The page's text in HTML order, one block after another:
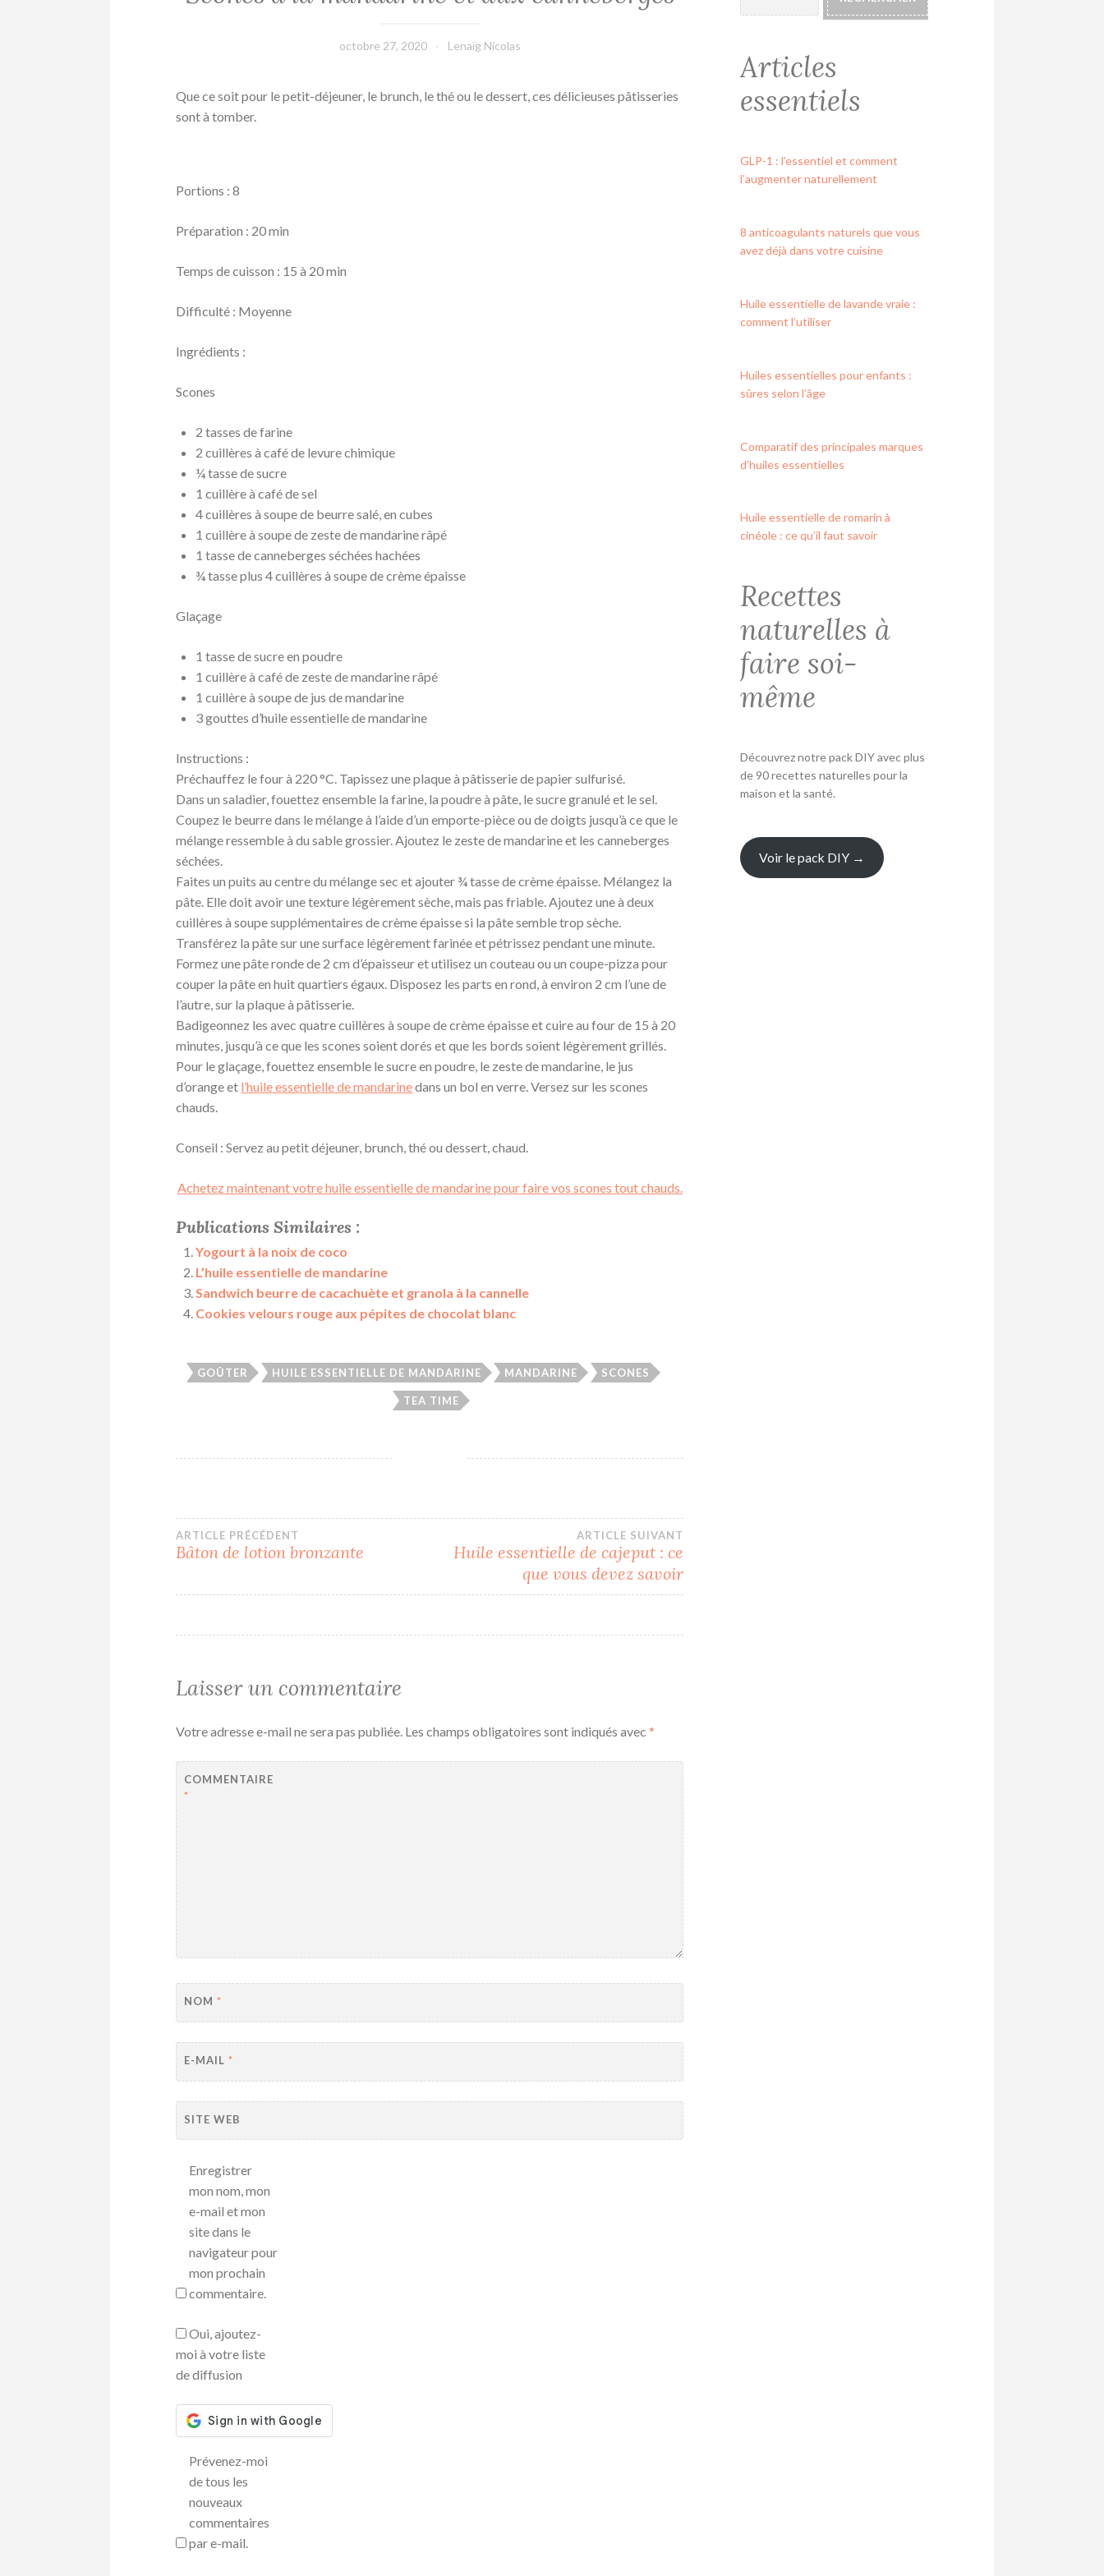
octobre 27, 2020 Lenaïg Nicolas
Que ce soit pour le petit-déjeuner, le brunch, le thé ou le dessert, ces délicieuses pâtisseries
sont à tomber.
Portions : 8
Préparation : 20 min
Temps de cuisson : 15 à 20 min
Difficulté : Moyenne
Ingrédients :
Scones
2 tasses de farine
2 cuillères à café de levure chimique
¼ tasse de sucre
1 cuillère à café de sel
4 cuillères à soupe de beurre salé, en cubes
1 cuillère à soupe de zeste de mandarine râpé
1 tasse de canneberges séchées hachées
¾ tasse plus 4 cuillères à soupe de crème épaisse
Glaçage
1 tasse de sucre en poudre
1 cuillère à café de zeste de mandarine râpé
1 cuillère à soupe de jus de mandarine
3 gouttes d’huile essentielle de mandarine
Instructions :
Préchauffez le four à 220 °C. Tapissez une plaque à pâtisserie de papier sulfurisé.
Dans un saladier, fouettez ensemble la farine, la poudre à pâte, le sucre granulé et le sel.
Coupez le beurre dans le mélange à l’aide d’un emporte-pièce ou de doigts jusqu’à ce que le
mélange ressemble à du sable grossier. Ajoutez le zeste de mandarine et les canneberges
séchées.
Faites un puits au centre du mélange sec et ajouter ¾ tasse de crème épaisse. Mélangez la
pâte. Elle doit avoir une texture légèrement sèche, mais pas friable. Ajoutez une à deux
cuillères à soupe supplémentaires de crème épaisse si la pâte semble trop sèche.
Transférez la pâte sur une surface légèrement farinée et pétrissez pendant une minute.
Formez une pâte ronde de 2 cm d’épaisseur et utilisez un couteau ou un coupe-pizza pour
couper la pâte en huit quartiers égaux. Disposez les parts en rond, à environ 2 cm l’une de
l’autre, sur la plaque à pâtisserie.
Badigeonnez les avec quatre cuillères à soupe de crème épaisse et cuire au four de 15 à 20
minutes, jusqu’à ce que les scones soient dorés et que les bords soient légèrement grillés.
Pour le glaçage, fouettez ensemble le sucre en poudre, le zeste de mandarine, le jus
d’orange et l’huile essentielle de mandarinedans un bol en verre. Versez sur les scones
chauds.
Conseil : Servez au petit déjeuner, brunch, thé ou dessert, chaud.
Achetez maintenant votre huile essentielle de mandarinepour faire vos scones tout chauds.
Publications Similaires :
Yogourt à la noix de coco
L’huile essentielle de mandarine
Sandwich beurre de cacachuète et granola à la cannelle
Cookies velours rouge aux pépites de chocolat blanc
GOÛTER HUILE ESSENTIELLE DE MANDARINE MANDARINE SCONES
TEA TIME
Navigation
de
ARTICLE PRÉCÉDENT
Bâton de lotion bronzante
ARTICLE SUIVANT
Huile essentielle de cajeput : ce
que vous devez savoir
Laisser un commentaire
Votre adresse e-mail ne sera pas publiée. Les champs obligatoires sont indiqués avec*
COMMENTAIRE
*
NOM*
E-MAIL*
SITE WEB
Enregistrer
mon nom, mon
e-mail et mon
site dans le
navigateur pour
mon prochain
commentaire.
Oui, ajoutez-
moi à votre liste
de diffusion
Prévenez-moi
de tous les
nouveaux
commentaires
par e-mail.
Articles
essentiels
GLP-1 : l’essentiel et comment
l’augmenter naturellement
8 anticoagulants naturels que vous
avez déjà dans votre cuisine
Huile essentielle de lavande vraie :
comment l’utiliser
Huiles essentielles pour enfants :
sûres selon l’âge
Comparatif des principales marques
d’huiles essentielles
Huile essentielle de romarin à
cinéole : ce qu’il faut savoir
Recettes
naturelles à
faire soi-
même
Découvrez notre pack DIY avec plus
de 90 recettes naturelles pour la
maison et la santé.
Voir le pack DIY →